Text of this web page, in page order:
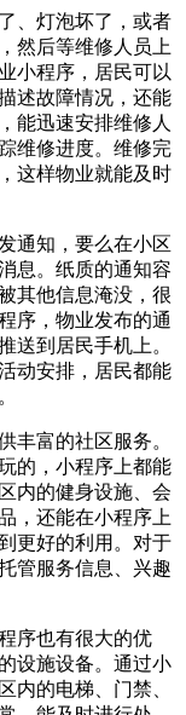
、灯泡坏了，或者
然后等维修人员上
小程序，居民可以
述故障情况，还能
能迅速安排维修人
维修进度。维修完
这样物业就能及时
通知，要么在小区
息。纸质的通知容
其他信息淹没，很
序，物业发布的通
送到居民手机上。
动安排，居民都能
丰富的社区服务。
的，小程序上都能
内的健身设施、会
，还能在小程序上
更好的利用。对于
管服务信息、兴趣
序也有很大的优
设施设备。通过小
内的电梯、门禁、